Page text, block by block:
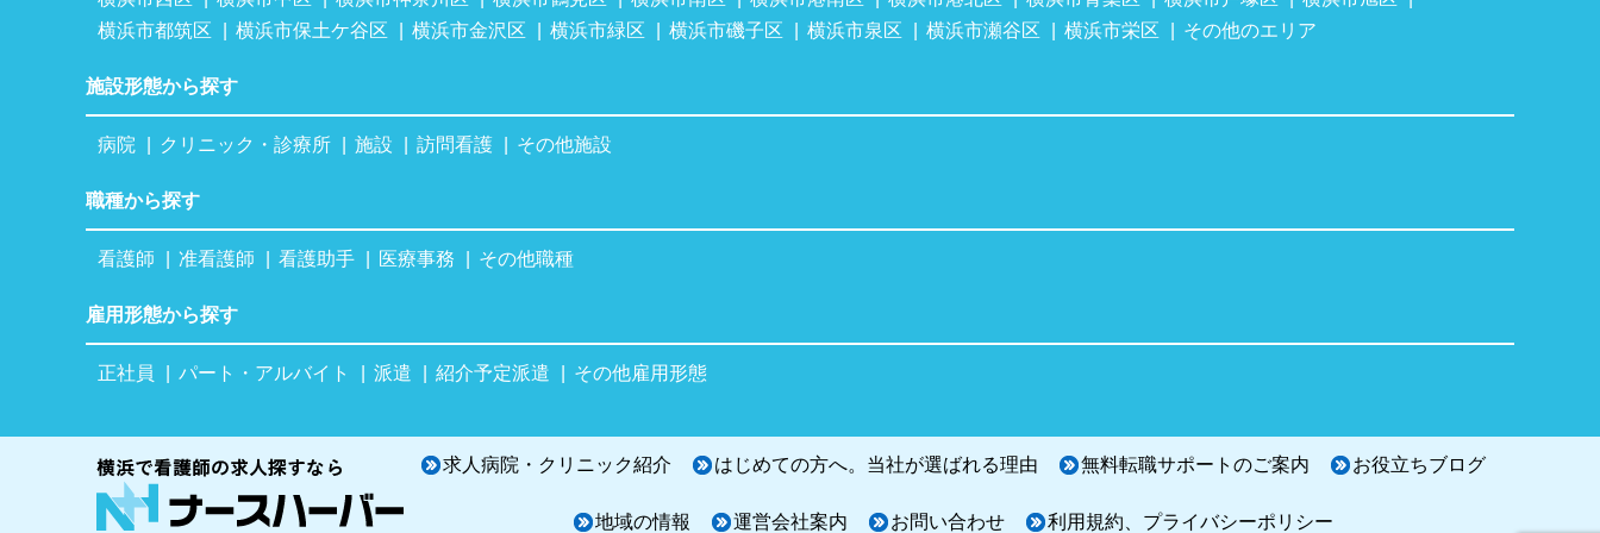
横浜市都筑区
横浜市保土ケ谷区 横浜市金沢区 横浜市緑区 横浜市磯子区 横浜市泉区 横浜市瀬谷区 横浜市栄区 その他のエリア
施設形態から探す
病院 クリニック・診療所 施設 訪問看護 その他施設
職種から探す
看護師 准看護師 看護助手 医療事務 その他職種
雇用形態から探す
正社員 パート・アルバイト 派遣 紹介予定派遣 その他雇用形態
求人病院・クリニック紹介 はじめての方へ。当社が選ばれる理由 無料転職サポートのご案内 お役立ちブログ
地域の情報 運営会社案内 お問い合わせ 利用規約、プライバシーポリシー